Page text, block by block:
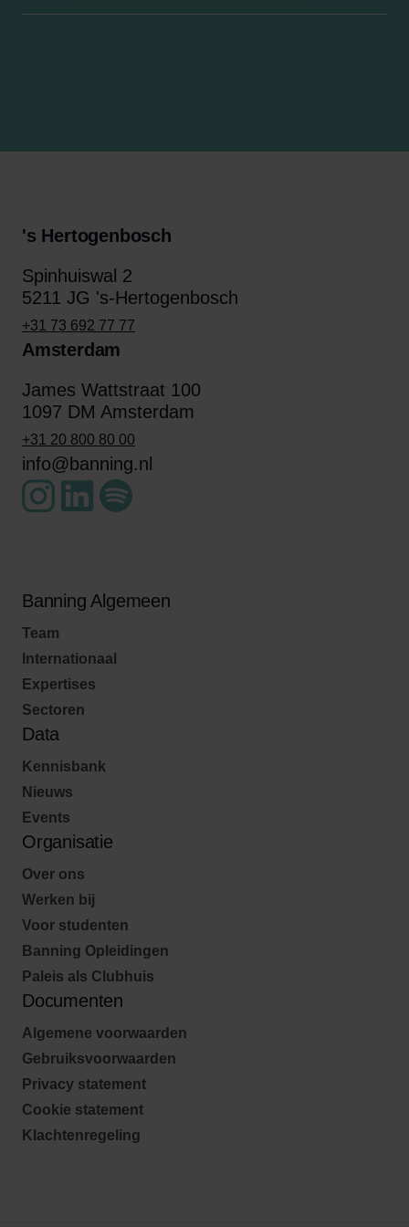
's Hertogenbosch
Spinhuiswal 2
5211 JG 's-Hertogenbosch
+31 73 692 77 77
Amsterdam
James Wattstraat 100
1097 DM Amsterdam
+31 20 800 80 00
info@banning.nl
Banning Algemeen
Team
Internationaal
Expertises
Sectoren
Data
Kennisbank
Nieuws
Events
Organisatie
Over ons
Werken bij
Voor studenten
Banning Opleidingen
Paleis als Clubhuis
Documenten
Algemene voorwaarden
Gebruiksvoorwaarden
Privacy statement
Cookie statement
Klachtenregeling